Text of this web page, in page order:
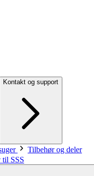
Kontakt og support
Tilbehør og deler
til SSS